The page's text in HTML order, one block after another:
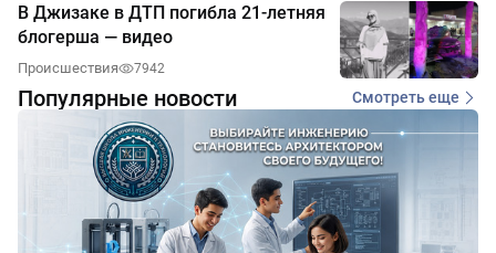
В Джизаке в ДТП погибла 21-летняя
блогерша — видео
Происшествия 7942
Популярные новости Смотреть еще